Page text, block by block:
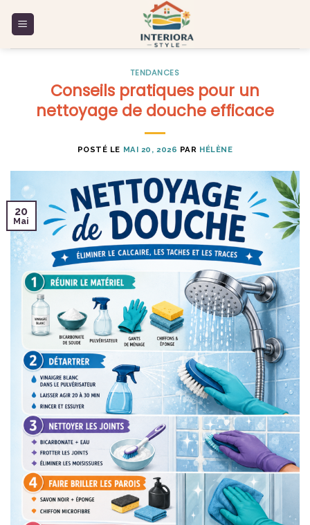
TENDANCES
Conseils pratiques pour un
nettoyage de douche efficace
POSTÉ LE MAI 20, 2026 PAR HÉLÈNE
20
Mai